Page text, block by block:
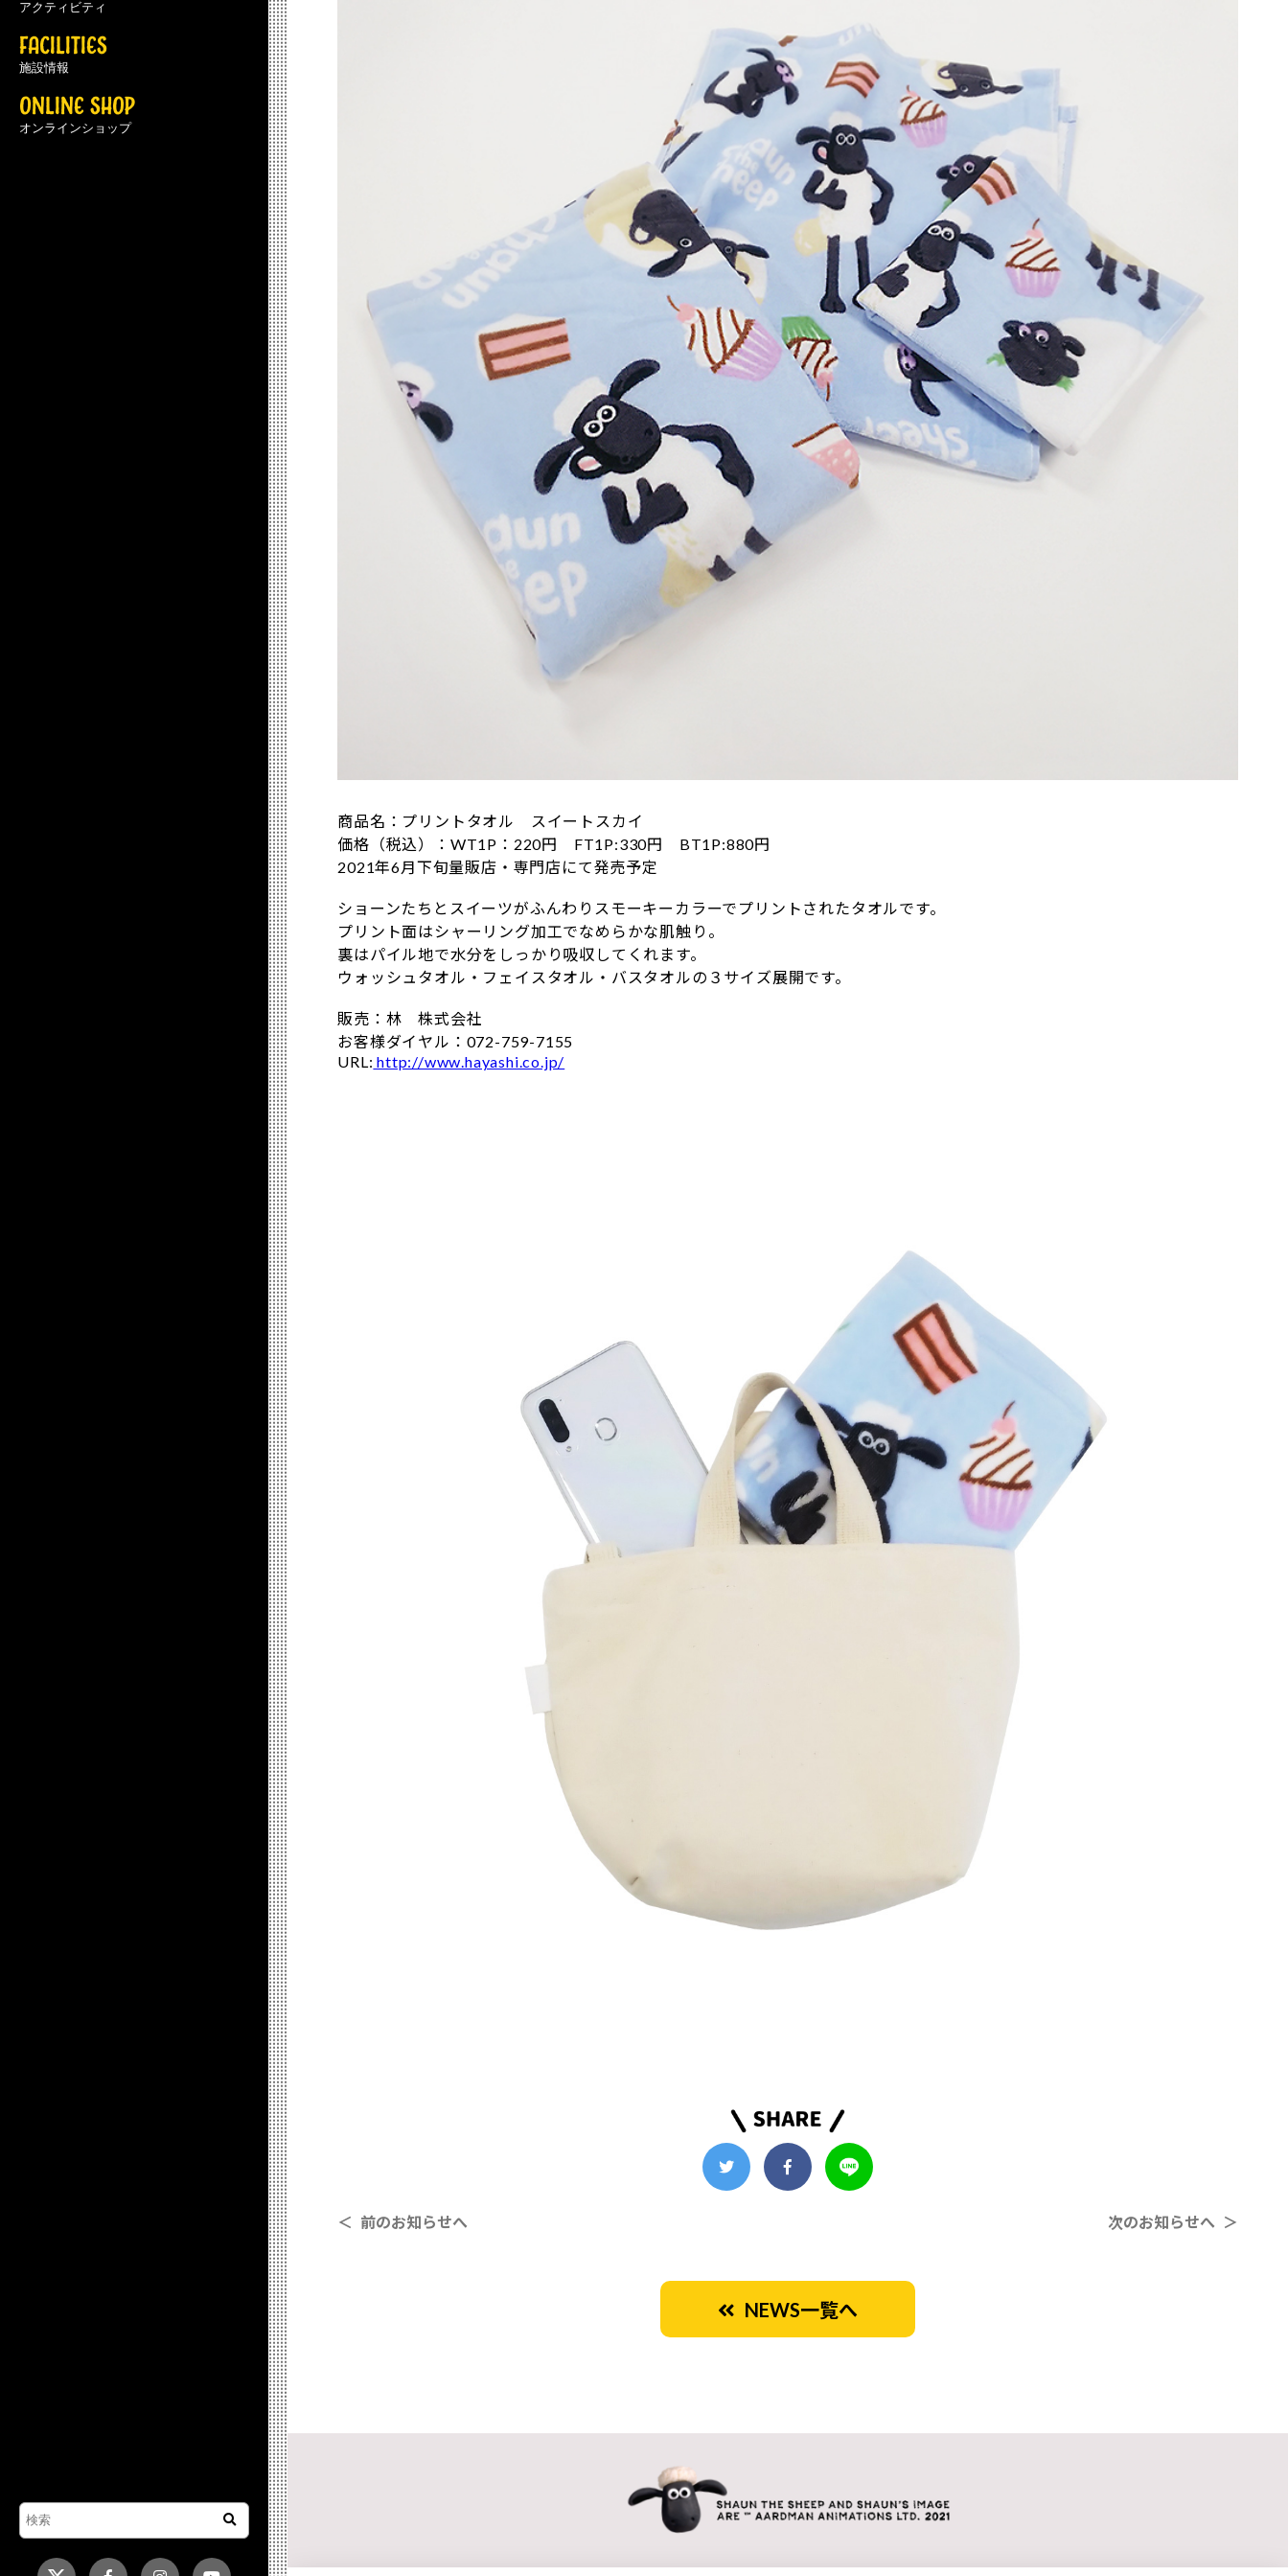
アクティビティ
FACILITIES
施設情報
ONLINE SHOP
オンラインショップ
商品名：プリントタオル スイートスカイ
価格（税込）：WT1P：220円 FT1P:330円 BT1P:880円
2021年6月下旬量販店・専門店にて発売予定
ショーンたちとスイーツがふんわりスモーキーカラーでプリントされたタオルです。
プリント面はシャーリング加工でなめらかな肌触り。
裏はパイル地で水分をしっかり吸収してくれます。
ウォッシュタオル・フェイスタオル・バスタオルの３サイズ展開です。
販売：林 株式会社
お客様ダイヤル：072-759-7155
URL: http://www.hayashi.co.jp/
＜ 前のお知らせへ 次のお知らせへ ＞
NEWS一覧へ